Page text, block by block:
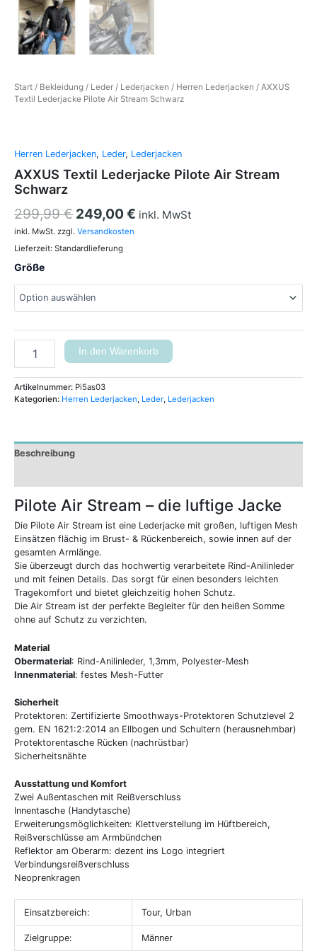
Start / Bekleidung / Leder / Lederjacken / Herren Lederjacken / AXXUS
Textil Lederjacke Pilote Air Stream Schwarz
Herren Lederjacken, Leder, Lederjacken
AXXUS Textil Lederjacke Pilote Air Stream
Schwarz
299,99€ 249,00€ inkl. MwSt
inkl. MwSt. zzgl. Versandkosten
Lieferzeit: Standardlieferung
Größe
In den Warenkorb
Artikelnummer: Pi5as03
Kategorien: Herren Lederjacken, Leder, Lederjacken
Beschreibung
Pilote Air Stream – die luftige Jacke
Die Pilote Air Stream ist eine Lederjacke mit großen, luftigen Mesh
Einsätzen flächig im Brust- & Rückenbereich, sowie innen auf der
gesamten Armlänge.
Sie überzeugt durch das hochwertig verarbeitete Rind-Anilinleder
und mit feinen Details. Das sorgt für einen besonders leichten
Tragekomfort und bietet gleichzeitig hohen Schutz.
Die Air Stream ist der perfekte Begleiter für den heißen Somme
ohne auf Schutz zu verzichten.
Material
Obermaterial: Rind-Anilinleder, 1,3mm, Polyester-Mesh
Innenmaterial: festes Mesh-Futter
Sicherheit
Protektoren: Zertifizierte Smoothways-Protektoren Schutzlevel 2
gem. EN 1621:2:2014 an Ellbogen und Schultern (herausnehmbar)
Protektorentasche Rücken (nachrüstbar)
Sicherheitsnähte
Ausstattung und Komfort
Zwei Außentaschen mit Reißverschluss
Innentasche (Handytasche)
Erweiterungsmöglichkeiten: Klettverstellung im Hüftbereich,
Reißverschlüsse am Armbündchen
Reflektor am Oberarm: dezent ins Logo integriert
Verbindungsreißverschluss
Neoprenkragen
Einsatzbereich: Tour, Urban
Zielgruppe: Männer